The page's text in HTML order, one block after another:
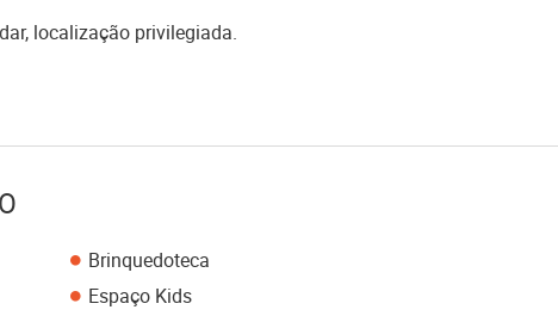
localização privilegiada.
Brinquedoteca
Espaço Kids